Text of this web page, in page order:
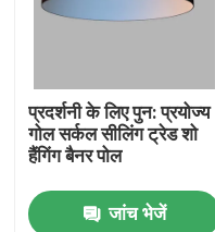
उत्पाद
हमारे बारे में
फैक्टरी यात्रा
प्रदर्शनी के लिए पुन: प्रयोज्य
गोल सर्कल सीलिंग ट्रेड शो
हैंगिंग बैनर पोल
जांच भेजें